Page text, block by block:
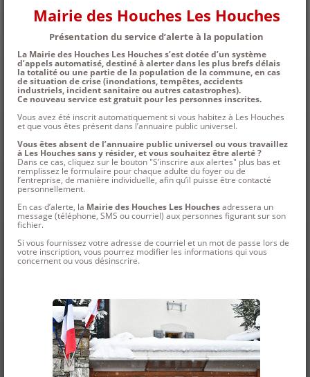
Mairie des Houches Les Houches
Présentation du service d’alerte à la population
La Mairie des Houches Les Houchess’est dotée d’un système
d’appels automatisé, destiné à alerter dans les plus brefs délais
la totalité ou une partie de la population de la commune, en cas
de situation de crise (inondations, tempêtes, accidents
industriels, incident sanitaire ou autres catastrophes).
Ce nouveau service est gratuit pour les personnes inscrites.
Vous avez été inscrit automatiquement si vous habitez à Les Houches
et que vous êtes présent dans l’annuaire public universel.
Vous êtes absent de l’annuaire public universel ou vous travaillez
à Les Houches sans y résider, et vous souhaitez être alerté ?
Dans ce cas, cliquez sur le bouton "S’inscrire aux alertes" plus bas et
remplissez le formulaire pour chaque adulte du foyer ou de
l’entreprise, de manière individuelle, afin qu’il puisse être contacté
personnellement.
En cas d’alerte, la Mairie des Houches Les Houchesadressera un
message (téléphone, SMS ou courriel) aux personnes figurant sur son
fichier.
Si vous fournissez votre adresse de courriel et un mot de passe lors de
votre inscription, vous pourrez modifier les informations qui vous
concernent ou vous désinscrire.